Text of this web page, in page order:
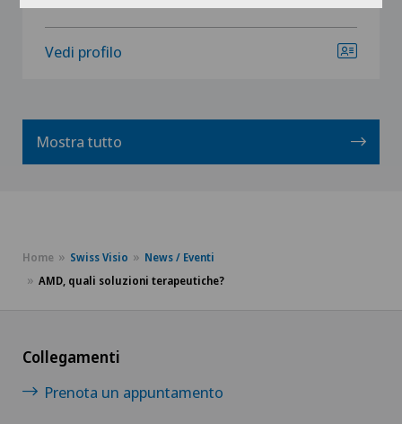
Vedi profilo
Mostra tutto
Home Swiss Visio
News / Eventi
AMD, quali soluzioni terapeutiche?
Collegamenti
Prenota un appuntamento